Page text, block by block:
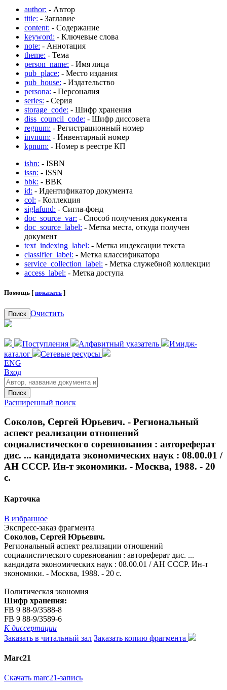
author: - Автор
title: - Заглавие
content: - Содержание
keyword: - Ключевые слова
note: - Аннотация
theme: - Тема
person_name: - Имя лица
pub_place: - Место издания
pub_house: - Издательство
persona: - Персоналия
series: - Серия
storage_code: - Шифр хранения
diss_council_code: - Шифр диссовета
regnum: - Регистрационный номер
invnum: - Инвентарный номер
kpnum: - Номер в реестре КП
isbn: - ISBN
issn: - ISSN
bbk: - BBK
id: - Идентификатор документа
col: - Коллекция
siglafund: - Сигла-фонд
doc_source_var: - Способ получения документа
doc_source_label: - Метка места, откуда получен
документ
text_indexing_label: - Метка индексации текста
classifier_label: - Метка классификатора
service_collection_label: - Метка служебной коллекции
access_label: - Метка доступа
Помощь [ показать ]
Поиск Очистить
Поступления Алфавитный указатель
Имидж-
каталог
Сетевые ресурсы
ENG
Вход
Поиск
Расширенный поиск
Соколов, Сергей Юрьевич. - Региональный
аспект реализации отношений
социалистического соревнования : автореферат
дис. ... кандидата экономических наук : 08.00.01 /
АН СССР. Ин-т экономики. - Москва, 1988. - 20
с.
Карточка
В избранное
Экспресс-заказ фрагмента
Соколов, Сергей Юрьевич.
Региональный аспект реализации отношений
социалистического соревнования : автореферат дис. ...
кандидата экономических наук : 08.00.01 / АН СССР. Ин-т
экономики. - Москва, 1988. - 20 с.
Политическая экономия
Шифр хранения:
FB 9 88-9/3588-8
FB 9 88-9/3589-6
К диссертации
Заказать в читальный зал Заказать копию фрагмента
Marc21
Скачать marc21-запись